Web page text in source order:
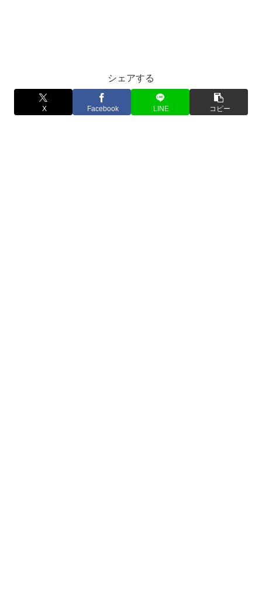
シェアする
X Facebook LINE コピー